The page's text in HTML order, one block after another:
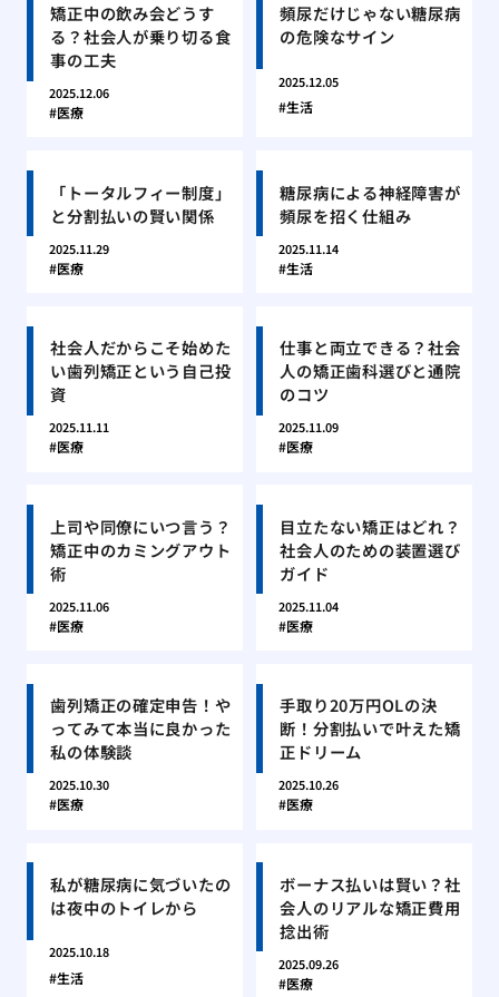
矯正中の飲み会どうす
る？社会人が乗り切る食
事の工夫
2025.12.06
医療
頻尿だけじゃない糖尿病
の危険なサイン
2025.12.05
生活
「トータルフィー制度」
と分割払いの賢い関係
2025.11.29
医療
糖尿病による神経障害が
頻尿を招く仕組み
2025.11.14
生活
社会人だからこそ始めた
い歯列矯正という自己投
資
2025.11.11
医療
仕事と両立できる？社会
人の矯正歯科選びと通院
のコツ
2025.11.09
医療
上司や同僚にいつ言う？
矯正中のカミングアウト
術
2025.11.06
医療
目立たない矯正はどれ？
社会人のための装置選び
ガイド
2025.11.04
医療
歯列矯正の確定申告！や
ってみて本当に良かった
私の体験談
2025.10.30
医療
手取り20万円OLの決
断！分割払いで叶えた矯
正ドリーム
2025.10.26
医療
私が糖尿病に気づいたの
は夜中のトイレから
2025.10.18
生活
ボーナス払いは賢い？社
会人のリアルな矯正費用
捻出術
2025.09.26
医療